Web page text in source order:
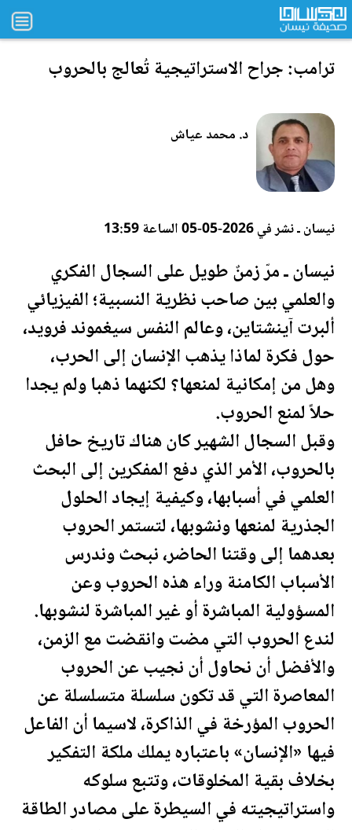
ترامب: جراح الاستراتيجية تُعالج بالحروب
د. محمد عياش
نيسان ـ نشر في 2026-05-05 الساعة 13:59
نيسان ـ مرّ زمنٌ طويل على السجال الفكري
والعلمي بين صاحب نظرية النسبية؛ الفيزيائي
ألبرت آينشتاين، وعالم النفس سيغموند فرويد،
حول فكرة لماذا يذهب الإنسان إلى الحرب،
وهل من إمكانية لمنعها؟ لكنهما ذهبا ولم يجدا
حلاً لمنع الحروب.
وقبل السجال الشهير كان هناك تاريخ حافل
بالحروب، الأمر الذي دفع المفكرين إلى البحث
العلمي في أسبابها، وكيفية إيجاد الحلول
الجذرية لمنعها ونشوبها، لتستمر الحروب
بعدهما إلى وقتنا الحاضر، نبحث وندرس
الأسباب الكامنة وراء هذه الحروب وعن
المسؤولية المباشرة أو غير المباشرة لنشوبها.
لندع الحروب التي مضت وانقضت مع الزمن،
والأفضل أن نحاول أن نجيب عن الحروب
المعاصرة التي قد تكون سلسلة متسلسلة عن
الحروب المؤرخة في الذاكرة، لاسيما أن الفاعل
فيها «الإنسان» باعتباره يملك ملكة التفكير
بخلاف بقية المخلوقات، وتتبع سلوكه
واستراتيجيته في السيطرة على مصادر الطاقة